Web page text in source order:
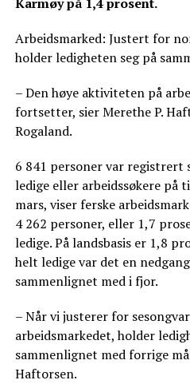
Karmøy på 1,4 prosent.
Arbeidsmarked: Justert for
holder ledigheten seg på
– Den høye aktiviteten på
fortsetter, sier Merethe P.
Rogaland.
6 841 personer var registrert
ledige eller arbeidssøkere på
mars, viser ferske
4 262 personer, eller 1,7
ledige. På landsbasis er 1,8
helt ledige var det en
sammenlignet med i fjor.
– Når vi justerer for
arbeidsmarkedet, holder
sammenlignet med forrige
Haftorsen.